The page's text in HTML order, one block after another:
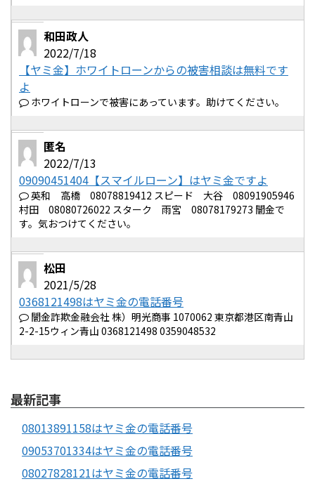
和田政人
2022/7/18
【ヤミ金】ホワイトローンからの被害相談は無料です
よ
ホワイトローンで被害にあっています。助けてください。
匿名
2022/7/13
09090451404【スマイルローン】はヤミ金ですよ
英和 高橋 08078819412 スピード 大谷 08091905946
村田 08080726022 スターク 雨宮 08078179273 闇金で
す。気おつけてください。
松田
2021/5/28
0368121498はヤミ金の電話番号
闇金詐欺金融会社 株）明光商事 1070062 東京都港区南青山
2-2-15ウィン青山 0368121498 0359048532
最新記事
08013891158はヤミ金の電話番号
09053701334はヤミ金の電話番号
08027828121はヤミ金の電話番号